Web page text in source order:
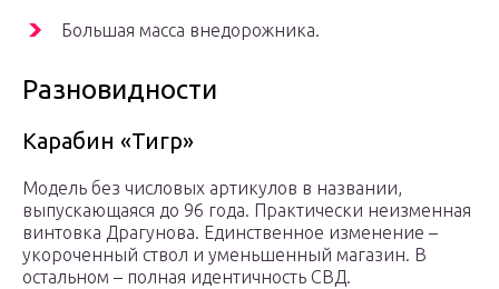
Большая масса внедорожника.
Разновидности
Карабин «Тигр»
Модель без числовых артикулов в названии,
выпускающаяся до 96 года. Практически неизменная
винтовка Драгунова. Единственное изменение –
укороченный ствол и уменьшенный магазин. В
остальном – полная идентичность СВД.